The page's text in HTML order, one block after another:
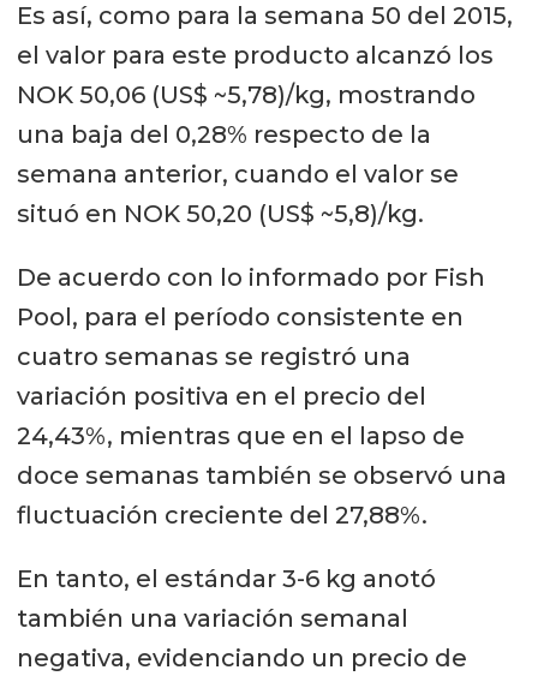
Es así, como para la semana 50 del 2015,
el valor para este producto alcanzó los
NOK 50,06 (US$ ~5,78)/kg, mostrando
una baja del 0,28% respecto de la
semana anterior, cuando el valor se
situó en NOK 50,20 (US$ ~5,8)/kg.
De acuerdo con lo informado por Fish
Pool, para el período consistente en
cuatro semanas se registró una
variación positiva en el precio del
24,43%, mientras que en el lapso de
doce semanas también se observó una
fluctuación creciente del 27,88%.
En tanto, el estándar 3-6 kg anotó
también una variación semanal
negativa, evidenciando un precio de